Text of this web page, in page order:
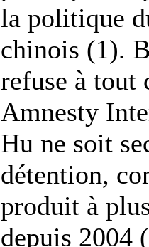
la politique
chinois (1).
refuse à tout
Amnesty
Hu ne soit
détention,
produit à
depuis 2004